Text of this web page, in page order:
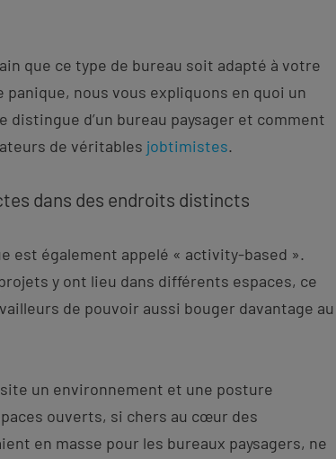
que ce type de bureau soit adapté à votre
panique, nous vous expliquons en quoi un
distingue d’un bureau paysager et comment
de véritables jobtimistes.
dans des endroits distincts
est également appelé « activity-based ».
y ont lieu dans différents espaces, ce
de pouvoir aussi bouger davantage au
un environnement et une posture
ouverts, si chers au cœur des
en masse pour les bureaux paysagers, ne